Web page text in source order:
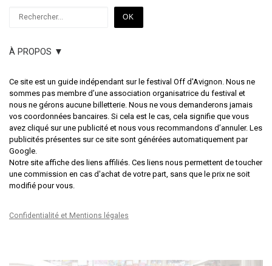
OK
À PROPOS ▼
Ce site est un guide indépendant sur le festival Off d'Avignon. Nous ne
sommes pas membre d’une association organisatrice du festival et
nous ne gérons aucune billetterie. Nous ne vous demanderons jamais
vos coordonnées bancaires. Si cela est le cas, cela signifie que vous
avez cliqué sur une publicité et nous vous recommandons d’annuler. Les
publicités présentes sur ce site sont générées automatiquement par
Google.
Notre site affiche des liens affiliés. Ces liens nous permettent de toucher
une commission en cas d'achat de votre part, sans que le prix ne soit
modifié pour vous.
Confidentialité et Mentions légales